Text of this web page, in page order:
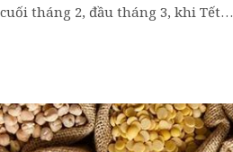
cuối tháng 2, đầu tháng 3, khi Tết…